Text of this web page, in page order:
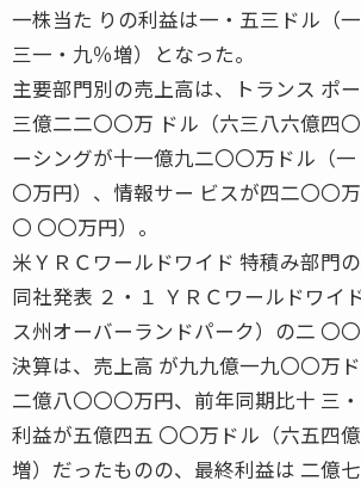
一株当た りの利益は一・五三ドル（
三一・九％増）となった。
主要部門別の売上高は、トランス ポ
三億二二〇〇万 ドル（六三八六億四
ーシングが十一億九二〇〇万ドル（
〇万円）、情報サー ビスが四二〇〇
〇 〇〇万円）。
米ＹＲＣワールドワイド 特積み部門
同社発表 ２・１ ＹＲＣワールドワイ
ス州オーバーランドパーク）の二 〇
決算は、売上高 が九九億一九〇〇万
二億八〇〇〇万円、前年同期比十 三
利益が五億四五 〇〇万ドル（六五四
増）だったものの、最終利益は 二億